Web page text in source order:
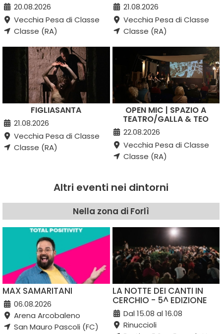
20.08.2026
Vecchia Pesa di Classe
Classe (RA)
21.08.2026
Vecchia Pesa di Classe
Classe (RA)
FIGLIASANTA
21.08.2026
Vecchia Pesa di Classe
Classe (RA)
OPEN MIC | SPAZIO A
TEATRO/GALLA & TEO
22.08.2026
Vecchia Pesa di Classe
Classe (RA)
Altri eventi nei dintorni
Nella zona di Forlì
MAX SAMARITANI
06.08.2026
Arena Arcobaleno
San Mauro Pascoli (FC)
LA NOTTE DEI CANTI IN
CERCHIO - 5^ EDIZIONE
Dal 15.08 al 16.08
Rinuccioli